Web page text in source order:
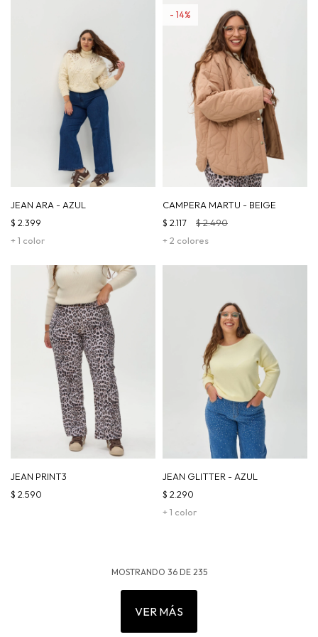
JEAN ARA - AZUL
+ 1 color
$ 2.399
CAMPERA MARTU - BEIGE
+ 2 colores
$ 2.117 $2.490
14
JEAN PRINT3
$ 2.590
JEAN GLITTER - AZUL
+ 1 color
$ 2.290
MOSTRANDO 36DE 235
VER MÁS